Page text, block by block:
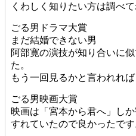
くわしく知りたい方は調べて
ごる男ドラマ大賞
まだ結婚できない男
阿部寛の演技が知り合いに
た。
もう一回見るかと言われれ
ごる男映画大賞
映画は「宮本から君へ」し
すれていたので良かったです